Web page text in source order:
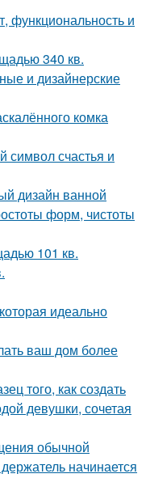
функциональность и
340 кв.
и дизайнерские
комка
символ счастья и
дизайн ванной
форм, чистоты
101 кв.
идеально
ваш дом более
того, как создать
девушки, сочетая
обычной
начинается